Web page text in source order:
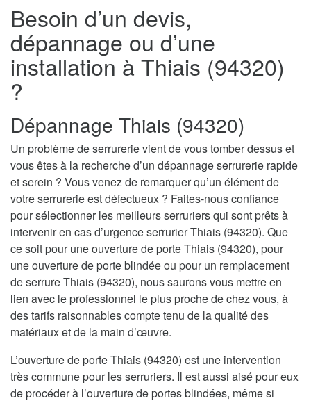
Besoin d’un devis,
dépannage ou d’une
installation à Thiais (94320)
?
Dépannage Thiais (94320)
Un problème de serrurerie vient de vous tomber dessus et
vous êtes à la recherche d’un dépannage serrurerie rapide
et serein ? Vous venez de remarquer qu’un élément de
votre serrurerie est défectueux ? Faites-nous confiance
pour sélectionner les meilleurs serruriers qui sont prêts à
intervenir en cas d’urgence serrurier Thiais (94320). Que
ce soit pour une ouverture de porte Thiais (94320), pour
une ouverture de porte blindée ou pour un remplacement
de serrure Thiais (94320), nous saurons vous mettre en
lien avec le professionnel le plus proche de chez vous, à
des tarifs raisonnables compte tenu de la qualité des
matériaux et de la main d’œuvre.
L’ouverture de porte Thiais (94320) est une intervention
très commune pour les serruriers. Il est aussi aisé pour eux
de procéder à l’ouverture de portes blindées, même si